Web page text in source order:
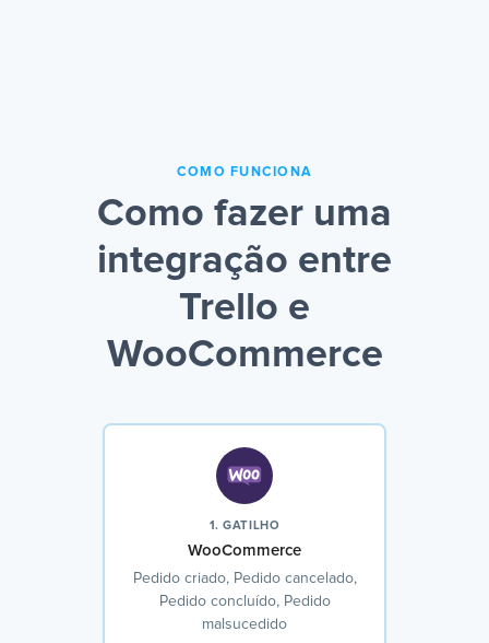
COMO FUNCIONA
Como fazer uma
integração entre
Trello e
WooCommerce
1. GATILHO
WooCommerce
Pedido criado, Pedido cancelado,
Pedido concluído, Pedido
malsucedido